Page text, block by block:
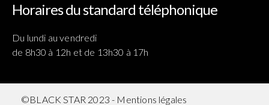
Horaires du standard téléphonique
Du lundi au vendredi
de 8h30 à 12h et de 13h30 à 17h
©BLACK STAR 2023 - Mentions légales